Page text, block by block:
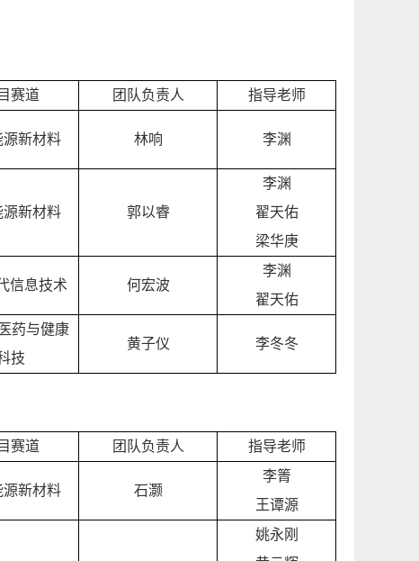
赛道 团队负责人 指导老师
源新材料 林响 李渊
源新材料 郭以睿
李渊
翟天佑
梁华庚
信息技术 何宏波
李渊
翟天佑
药与健康
技
黄子仪 李冬冬
赛道 团队负责人 指导老师
源新材料 石灏
李箐
王谭源
姚永刚